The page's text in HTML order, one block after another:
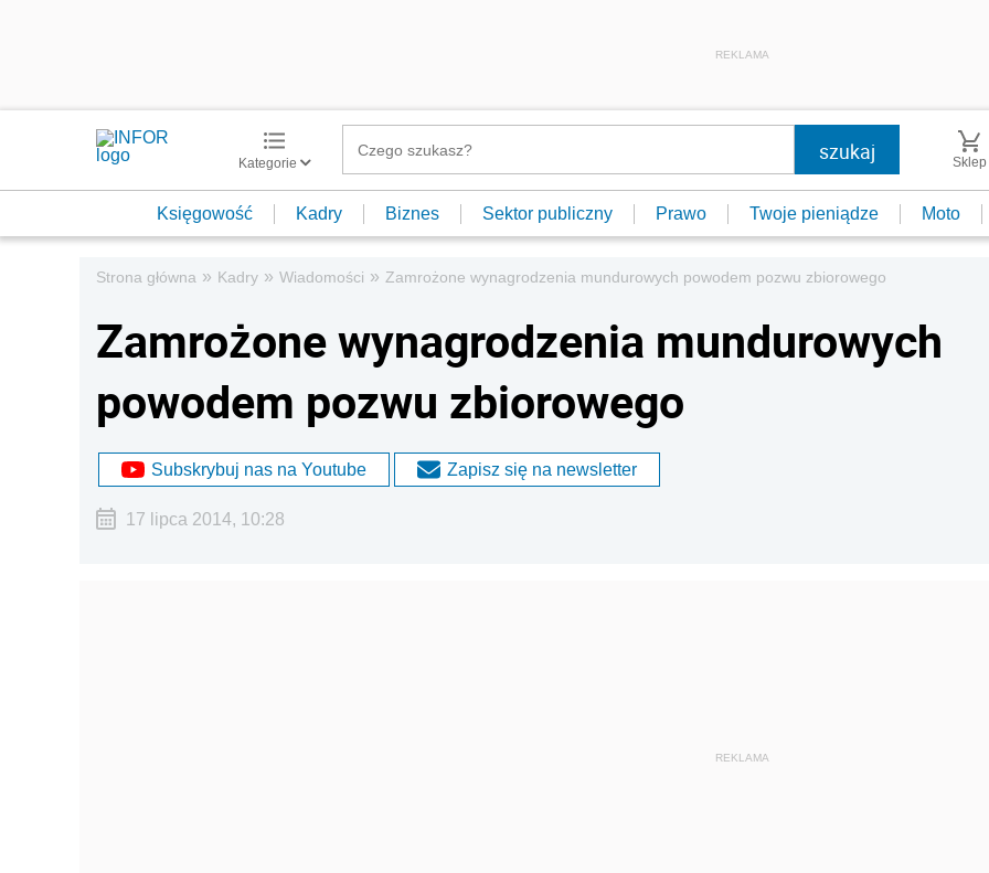
REKLAMA
Kategorie Sklep
Księgowość Kadry Biznes Sektor publiczny Prawo Twoje pieniądze Moto
Strona główna » Kadry » Wiadomości » Zamrożone wynagrodzenia mundurowych powodem pozwu zbiorowego
Zamrożone wynagrodzenia mundurowych
powodem pozwu zbiorowego
Subskrybuj nas na Youtube Zapisz się na newsletter
17 lipca 2014, 10:28